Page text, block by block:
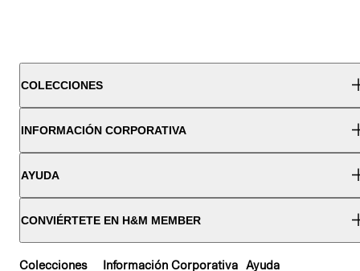
COLECCIONES
INFORMACIÓN CORPORATIVA
AYUDA
CONVIÉRTETE EN H&M MEMBER
Colecciones Información Corporativa Ayuda